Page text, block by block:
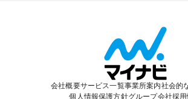
会社概要サービス一覧事業所案内社会的
個人情報保護方針グループ会社採